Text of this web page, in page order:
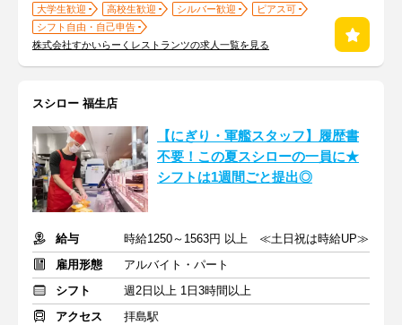
大学生歓迎 高校生歓迎 シルバー歓迎
ピアス可
シフト自由・自己申告
株式会社すかいらーくレストランツの求人一覧を見る
スシロー 福生店
【にぎり・軍艦スタッフ】履歴書
不要！この夏スシローの一員に★
シフトは1週間ごと提出◎
給与
時給1250～1563円 以上 ≪土日祝は時給UP≫
雇用形態
アルバイト・パート
シフト
週2日以上 1日3時間以上
アクセス
拝島駅